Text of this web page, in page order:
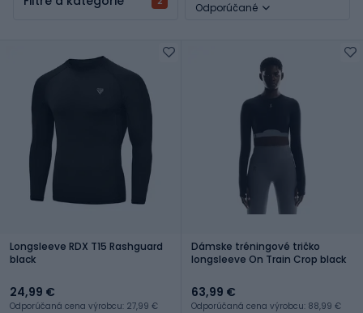
Odporúčané
Longsleeve RDX T15 Rashguard
black
24,99 €
Odporúčaná cena výrobcu: 27,99 €
Dámske tréningové tričko
longsleeve On Train Crop black
63,99 €
Odporúčaná cena výrobcu: 88,99 €